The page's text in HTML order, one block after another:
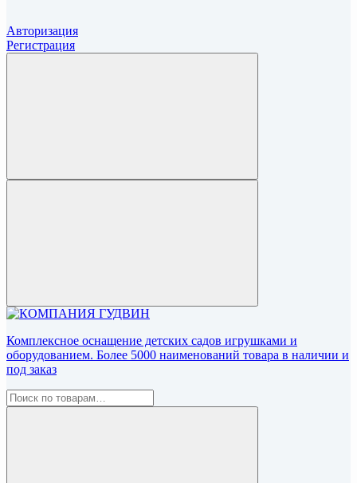
Авторизация
Регистрация
Комплексное оснащение детских садов игрушками и
оборудованием. Более 5000 наименований товара в наличии и
под заказ